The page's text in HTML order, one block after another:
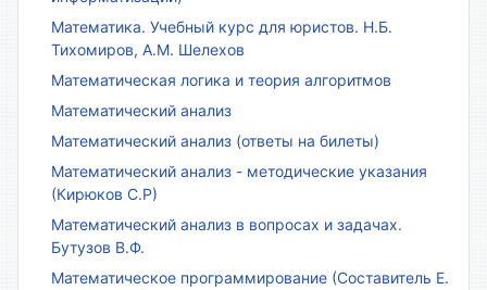
Математика. Учебный курс для юристов. Н.Б.
Тихомиров, А.М. Шелехов
Математическая логика и теория алгоритмов
Математический анализ
Математический анализ (ответы на билеты)
Математический анализ - методические указания
(Кирюков С.Р)
Математический анализ в вопросах и задачах.
Бутузов В.Ф.
Математическое программирование (Составитель Е.